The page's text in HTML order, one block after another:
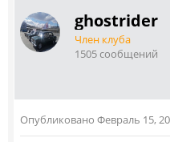
ghostrider
Член клуба
1505 сообщений
Опубликовано Февраль 15,